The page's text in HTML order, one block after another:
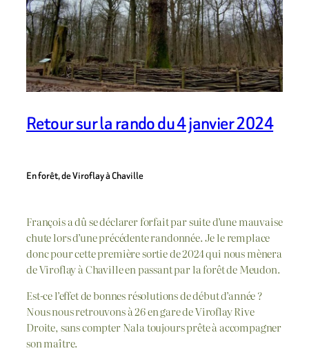
Retour sur la rando du 4 janvier 2024
En forêt, de Viroflay à Chaville
François a dû se déclarer forfait par suite d’une mauvaise
chute lors d’une précédente randonnée. Je le remplace
donc pour cette première sortie de 2024 qui nous mènera
de Viroflay à Chaville en passant par la forêt de Meudon.
Est-ce l’effet de bonnes résolutions de début d’année ?
Nous nous retrouvons à 26 en gare de Viroflay Rive
Droite, sans compter Nala toujours prête à accompagner
son maître.